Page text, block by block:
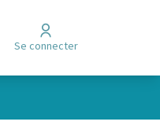
Se connecter